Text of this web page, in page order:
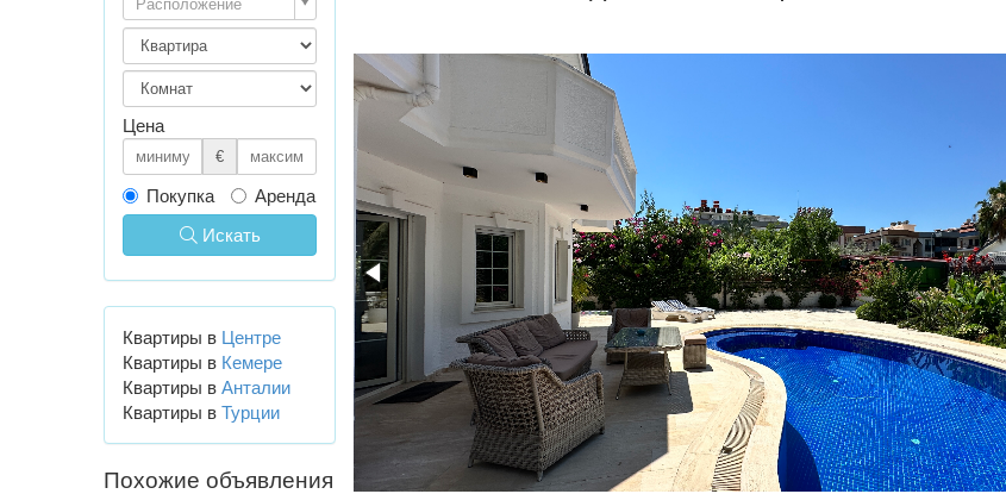
Цена
€
Покупка
Аренда
Искать
Квартиры в Центре
Квартиры в Кемере
Квартиры в Анталии
Квартиры в Турции
Похожие объявления